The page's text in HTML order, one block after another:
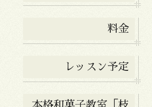
料金
レッスン予定